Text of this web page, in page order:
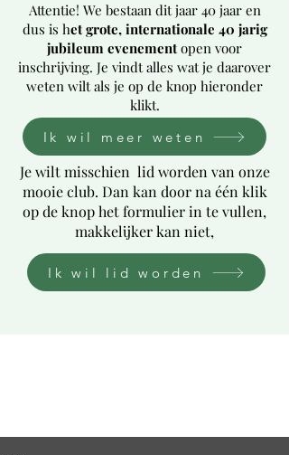
Attentie! We bestaan dit jaar 40 jaar en
dus is het grote, internationale 40 jarig
jubileum evenementopen voor
inschrijving. Je vindt alles wat je daarover
weten wilt als je op de knop hieronder
klikt.
Ik wil meer weten
Je wilt misschien lid worden van onze
mooie club. Dan kan door na één klik
op de knop het formulier in te vullen,
makkelijker kan niet,
Ik wil lid worden